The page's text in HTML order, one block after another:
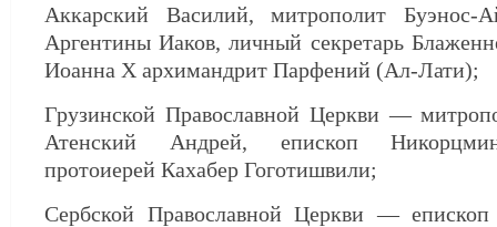
Аккарский Василий, митрополит Буэнос-
Аргентины Иаков, личный секретарь
Иоанна Х архимандрит Парфений (Ал-Лати);
Грузинской Православной Церкви —
Атенский Андрей, епископ
протоиерей Кахабер Гоготишвили;
Сербской Православной Церкви —